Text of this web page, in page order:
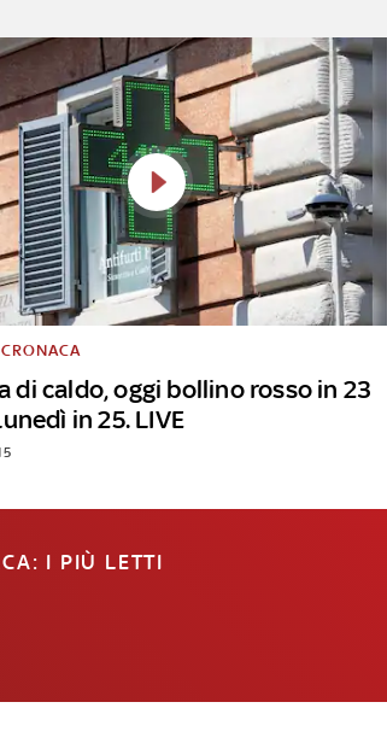
di caldo, oggi bollino rosso in 23
in 25. LIVE
CRONACA
I PIÙ LETTI